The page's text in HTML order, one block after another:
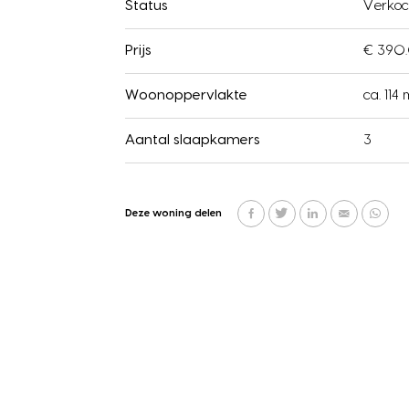
Status
Prijs €
Woonoppervlakte ca. 114
Aantal slaapkamers 3
Deze woning delen